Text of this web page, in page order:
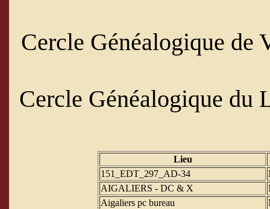
Cercle Généalogique de
Cercle Généalogique du
Lieu
151_EDT_297_AD-34
AIGALIERS - DC & X
Aigaliers pc bureau